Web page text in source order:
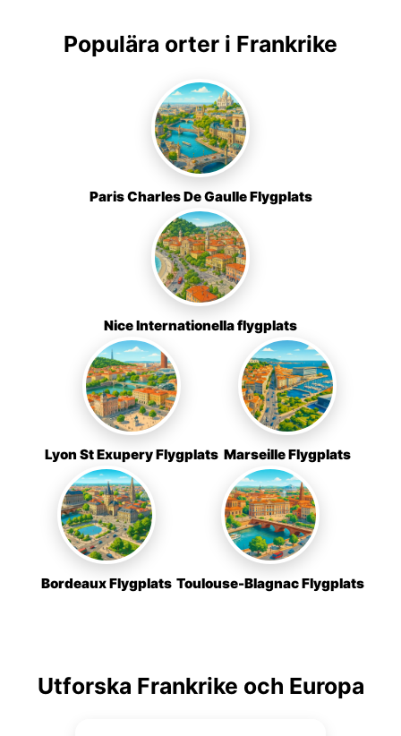
Populära orter i Frankrike
Paris Charles De Gaulle Flygplats
Nice Internationella flygplats
Lyon St Exupery Flygplats Marseille Flygplats
Bordeaux Flygplats Toulouse-Blagnac Flygplats
Utforska Frankrike och Europa